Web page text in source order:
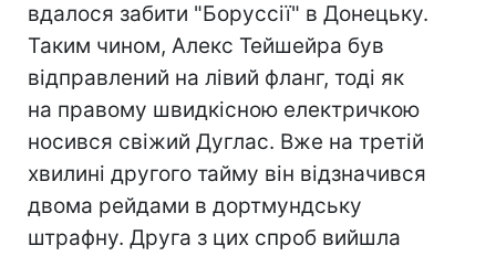
вдалося забити "Боруссії" в Донецьку.
Таким чином, Алекс Тейшейра був
відправлений на лівий фланг, тоді як
на правому швидкісною електричкою
носився свіжий Дуглас. Вже на третій
хвилині другого тайму він відзначився
двома рейдами в дортмундську
штрафну. Друга з цих спроб вийшла